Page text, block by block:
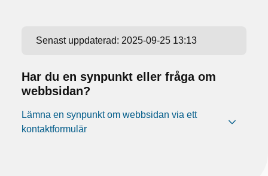
Senast uppdaterad: 2025-09-25 13:13
Har du en synpunkt eller fråga om
webbsidan?
Lämna en synpunkt om webbsidan via ett
kontaktformulär